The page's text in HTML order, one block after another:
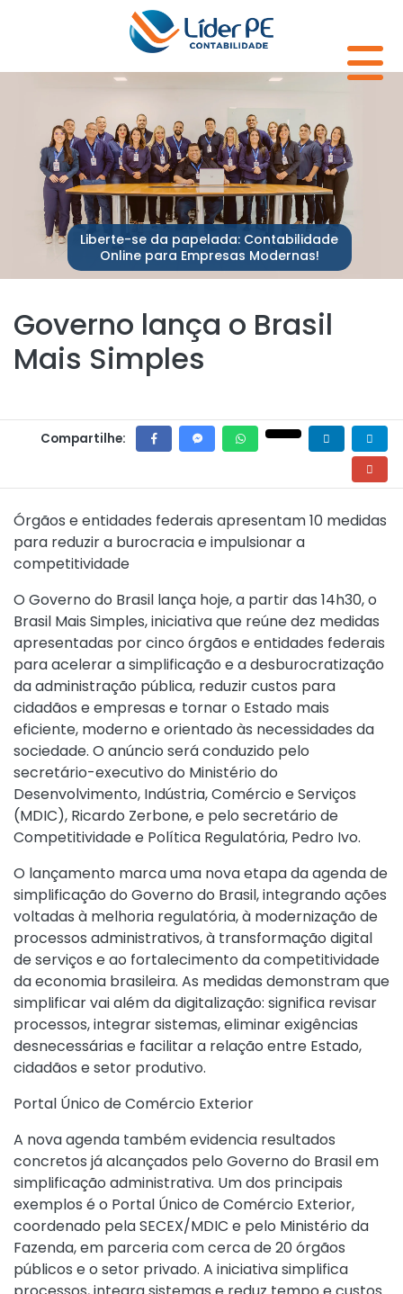
Liberte-se da papelada: Contabilidade
Online para Empresas Modernas!
Governo lança o Brasil
Mais Simples
Compartilhe:
Órgãos e entidades federais apresentam 10 medidas
para reduzir a burocracia e impulsionar a
competitividade
O Governo do Brasil lança hoje, a partir das 14h30, o
Brasil Mais Simples, iniciativa que reúne dez medidas
apresentadas por cinco órgãos e entidades federais
para acelerar a simplificação e a desburocratização
da administração pública, reduzir custos para
cidadãos e empresas e tornar o Estado mais
eficiente, moderno e orientado às necessidades da
sociedade. O anúncio será conduzido pelo
secretário-executivo do Ministério do
Desenvolvimento, Indústria, Comércio e Serviços
(MDIC), Ricardo Zerbone, e pelo secretário de
Competitividade e Política Regulatória, Pedro Ivo.
O lançamento marca uma nova etapa da agenda de
simplificação do Governo do Brasil, integrando ações
voltadas à melhoria regulatória, à modernização de
processos administrativos, à transformação digital
de serviços e ao fortalecimento da competitividade
da economia brasileira. As medidas demonstram que
simplificar vai além da digitalização: significa revisar
processos, integrar sistemas, eliminar exigências
desnecessárias e facilitar a relação entre Estado,
cidadãos e setor produtivo.
Portal Único de Comércio Exterior
A nova agenda também evidencia resultados
concretos já alcançados pelo Governo do Brasil em
simplificação administrativa. Um dos principais
exemplos é o Portal Único de Comércio Exterior,
coordenado pela SECEX/MDIC e pelo Ministério da
Fazenda, em parceria com cerca de 20 órgãos
públicos e o setor privado. A iniciativa simplifica